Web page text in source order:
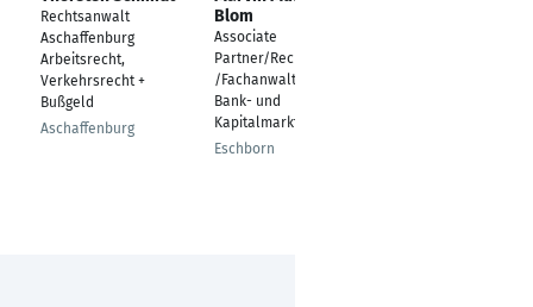
Rechtsanwalt
Aschaffenburg
Arbeitsrecht,
Verkehrsrecht +
Bußgeld
Aschaffenburg
Blom
Associate
Partner/Rechtsanwalt
/Fachanwalt für
Bank- und
Kapitalmarktrecht
Eschborn